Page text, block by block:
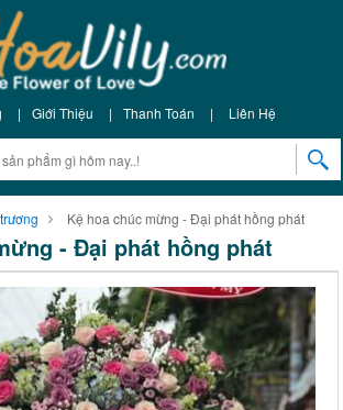
| Giới Thiệu | Thanh Toán | Liên Hệ
Kệ hoa chúc mừng - Đại phát hồng phát
- Đại phát hồng phát